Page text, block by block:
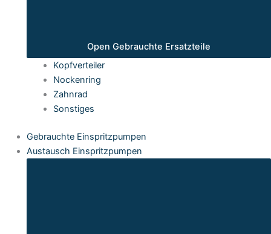
Open Gebrauchte Ersatzteile
Kopfverteiler
Nockenring
Zahnrad
Sonstiges
Gebrauchte Einspritzpumpen
Austausch Einspritzpumpen